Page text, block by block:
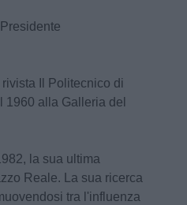
Il Politecnico di
1960 alla Galleria del
la sua ultima
Reale. La sua ricerca
tra l'influenza